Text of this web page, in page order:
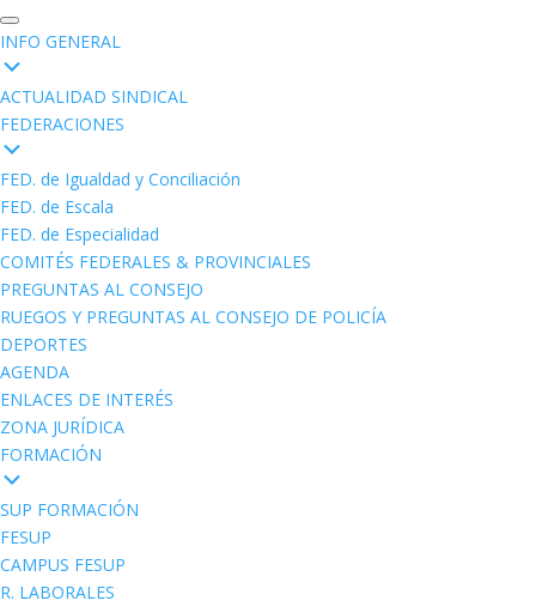
INFO GENERAL
ACTUALIDAD SINDICAL
FEDERACIONES
FED. de Igualdad y Conciliación
FED. de Escala
FED. de Especialidad
COMITÉS FEDERALES & PROVINCIALES
PREGUNTAS AL CONSEJO
RUEGOS Y PREGUNTAS AL CONSEJO DE POLICÍA
DEPORTES
AGENDA
ENLACES DE INTERÉS
ZONA JURÍDICA
FORMACIÓN
SUP FORMACIÓN
FESUP
CAMPUS FESUP
R. LABORALES